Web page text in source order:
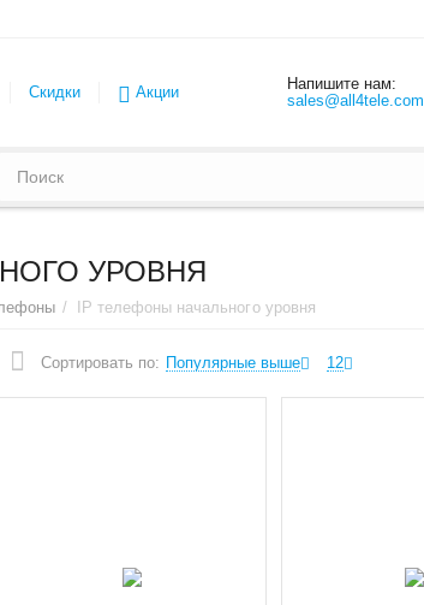
Скидки Акции
Напишите нам:
sales@all4tele.com
УРОВНЯ
/ IP телефоны начального уровня
Сортировать по: Популярные выше 12